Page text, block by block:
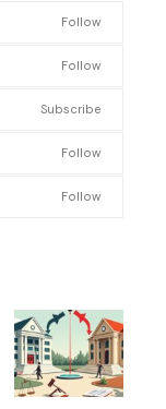
Follow
Follow
Subscribe
Follow
Follow